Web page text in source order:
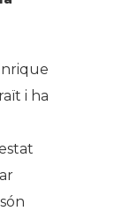
i ha